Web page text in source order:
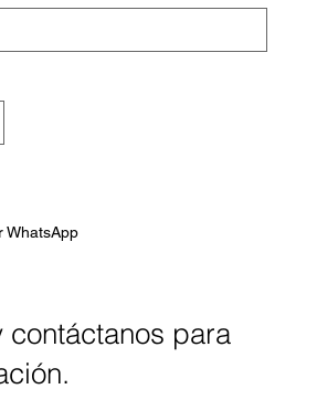
WhatsApp
contáctanos para